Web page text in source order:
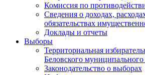
Комиссия по
Сведения о доходах,
обязательствах
Доклады и отчеты
Выборы
Территориальная
Беловского муниципального
Законодательство о выборах